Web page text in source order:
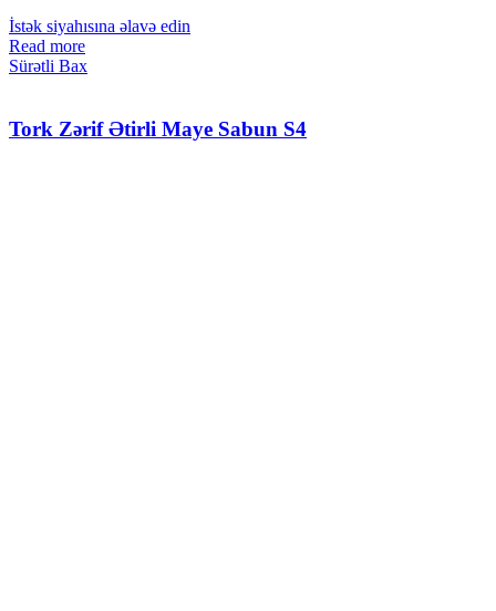
İstək siyahısına əlavə edin
Read more
Sürətli Bax
Tork Zərif Ətirli Maye Sabun S4